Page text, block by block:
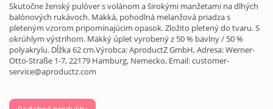
Skutočne ženský pulóver s volánom a širokými manžetami na dlhých
balónových rukávoch. Mäkká, pohodlná melanžová priadza s
pleteným vzorom pripomínajúcim opasok. Zložito pletený do tvaru. S
okrúhlym výstrihom. Mäkký úplet vyrobený z 50 % bavlny / 50 %
polyakrylu. Dĺžka 62 cm.Výrobca: AproductZ GmbH, Adresa: Werner-
Otto-Straße 1-7, 22179 Hamburg, Nemecko, Email: customer-
service@aproductz.com